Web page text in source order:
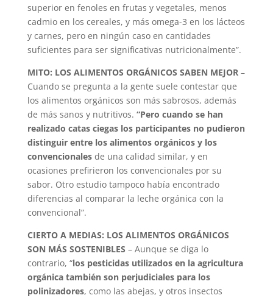
superior en fenoles en frutas y vegetales, menos
cadmio en los cereales, y más omega-3 en los lácteos
y carnes, pero en ningún caso en cantidades
suficientes para ser significativas nutricionalmente”.
MITO: LOS ALIMENTOS ORGÁNICOS SABEN MEJOR –
Cuando se pregunta a la gente suele contestar que
los alimentos orgánicos son más sabrosos, además
de más sanos y nutritivos. “Pero cuando se han
realizado catas ciegas los participantes no pudieron
distinguir entre los alimentos orgánicos y los
convencionalesde una calidad similar, y en
ocasiones prefirieron los convencionales por su
sabor. Otro estudio tampoco había encontrado
diferencias al comparar la leche orgánica con la
convencional”.
CIERTO A MEDIAS: LOS ALIMENTOS ORGÁNICOS
SON MÁS SOSTENIBLES – Aunque se diga lo
contrario, “los pesticidas utilizados en la agricultura
orgánica también son perjudiciales para los
polinizadores, como las abejas, y otros insectos